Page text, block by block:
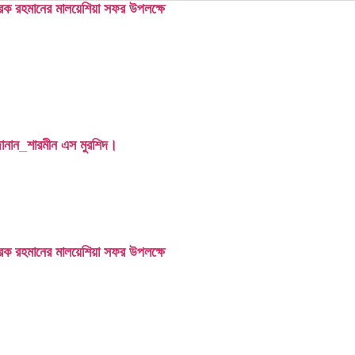
মন্ত্রণালয়
রহমানের মালয়েশিয়া সফর উপলক্ষে
এস মুরশিদ।
রহমানের মালয়েশিয়া সফর উপলক্ষে